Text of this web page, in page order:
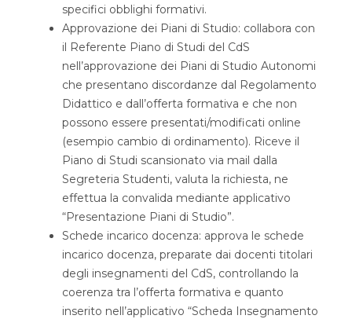
specifici obblighi formativi.
Approvazione dei Piani di Studio: collabora con
il Referente Piano di Studi del CdS
nell’approvazione dei Piani di Studio Autonomi
che presentano discordanze dal Regolamento
Didattico e dall’offerta formativa e che non
possono essere presentati/modificati online
(esempio cambio di ordinamento). Riceve il
Piano di Studi scansionato via mail dalla
Segreteria Studenti, valuta la richiesta, ne
effettua la convalida mediante applicativo
“Presentazione Piani di Studio”.
Schede incarico docenza: approva le schede
incarico docenza, preparate dai docenti titolari
degli insegnamenti del CdS, controllando la
coerenza tra l’offerta formativa e quanto
inserito nell’applicativo “Scheda Insegnamento